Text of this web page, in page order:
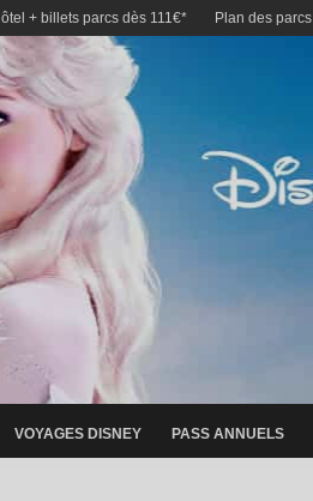
+ billets parcs dès 111€* Plan des parcs
VOYAGES DISNEY PASS ANNUELS